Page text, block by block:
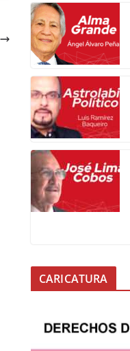
CARICATURA